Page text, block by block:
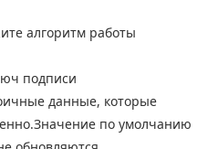
алгоритм работы
подписи
данные, которые
по умолчанию